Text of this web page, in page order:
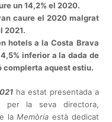
un 14,2% el 2020.
caure el 2020 malgrat
2021.
hotels a la Costa Brava
inferior a la dada de
complerta aquest estiu.
ha estat presentada a
per la seva directora,
laMemòria està dedicat